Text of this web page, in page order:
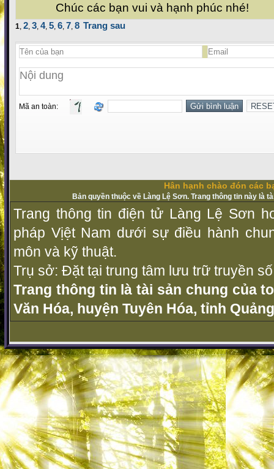
Chúc các bạn vui và hạnh phúc nhé!
1, 2, 3, 4, 5, 6, 7, 8 Trang sau
Mã an toàn:
Hân hạnh chào đón các
Bản quyền thuộc về Làng Lệ Sơn. Trang thông tin này là
Trang thông tin điện tử Làng Lệ Sơn
pháp Vịệt Nam dưới sự điều hành
môn và kỹ thuật.
Trụ sở: Đặt tại trung tâm lưu trữ truyền
Trang thông tin là tài sản chung của
Văn Hóa, huyện Tuyên Hóa, tỉnh